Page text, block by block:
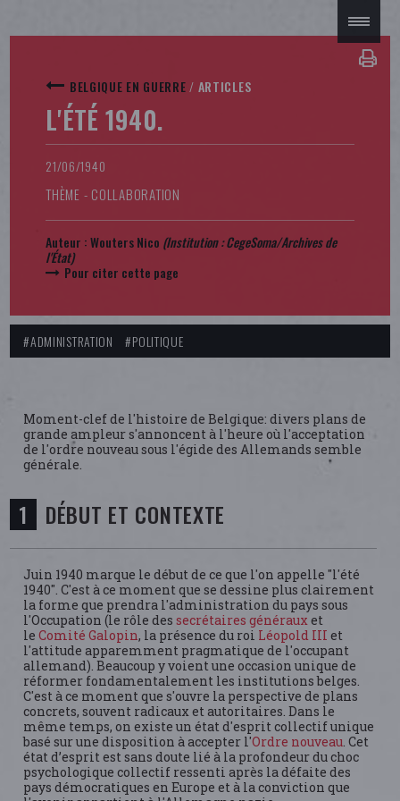
BELGIQUE EN GUERRE / ARTICLES
L'ÉTÉ 1940.
21/06/1940
THÈME - COLLABORATION
Auteur :Wouters Nico (Institution : CegeSoma/Archives de
l'État)
Pour citer cette page
#ADMINISTRATION #POLITIQUE
Moment-clef de l'histoire de Belgique: divers plans de
grande ampleur s'annoncent à l'heure où l'acceptation
de l'ordre nouveau sous l'égide des Allemands semble
générale.
DÉBUT ET CONTEXTE
Juin 1940 marque le début de ce que l'on appelle "l'été
1940". C'est à ce moment que se dessine plus clairement
la forme que prendra l'administration du pays sous
l'Occupation (le rôle dessecrétaires générauxet
leComité Galopin, la présence du roi Léopold III et
l'attitude apparemment pragmatique de l'occupant
allemand). Beaucoup y voient une occasion unique de
réformer fondamentalement les institutions belges.
C'est à ce moment que s'ouvre la perspective de plans
concrets, souvent radicaux et autoritaires. Dans le
même temps, on existe un état d'esprit collectif unique
basé sur une disposition à accepter l'Ordre nouveau. Cet
état d’esprit est sans doute lié à la profondeur du choc
psychologique collectif ressenti après la défaite des
pays démocratiques en Europe et à la conviction que